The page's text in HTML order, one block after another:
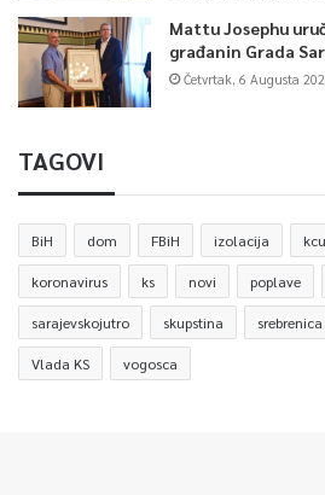
Rukovodstva pozorišnih ustanova i
stavu da se ovim modelom značajno
saradnja studentima omogućiti
praktične baze u profesionalnim
studija, što će biti adekvatno
tokom njihovog daljeg školovanja.
0
Mattu Josephu
građanin Grada
Četvrtak, 6 Augusta
TAGOVI
BiH dom FBiH izolacija
koronavirus ks novi poplave
sarajevskojutro skupstina srebrenica
Vlada KS vogosca